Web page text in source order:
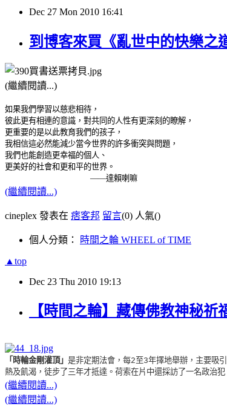
Dec 27 Mon 2010 16:41
到博客來買《亂世中的快樂之
(繼續閱讀...)
如果我們學習以慈悲相待，
彼此更有相連的意識，對共同的人性有更深刻的瞭解，
更重要的是以此教育我們的孩子，
我相信這必然能減少當今世界的許多衝突與問題，
我們也能創造更幸福的個人、
更美好的社會和更和平的世界。
——達賴喇嘛
(繼續閱讀...)
cineplex 發表在 痞客邦 留言(0) 人氣()
個人分類： 時間之輪 WHEEL of TIME
▲top
Dec 23 Thu 2010 19:13
【時間之輪】藏傳佛教神秘
「時輪金剛灌頂」 是非定期法會，每2至3年擇地舉辦，主要吸
熱及飢渴，徒步了三年才抵達。 荷索在片中還採訪了一名政治
(繼續閱讀...)
(繼續閱讀...)